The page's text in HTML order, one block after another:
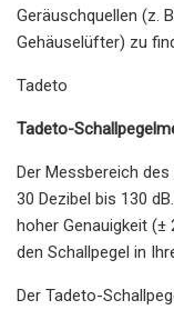
Geräuschquellen (z.
Gehäuselüfter) zu
Tadeto
Tadeto-
Der Messbereich
30 Dezibel bis 130
hoher Genauigkeit (±
den Schallpegel in
Der Tadeto-